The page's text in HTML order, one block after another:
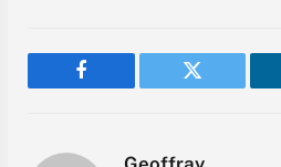
Facebook Twitter